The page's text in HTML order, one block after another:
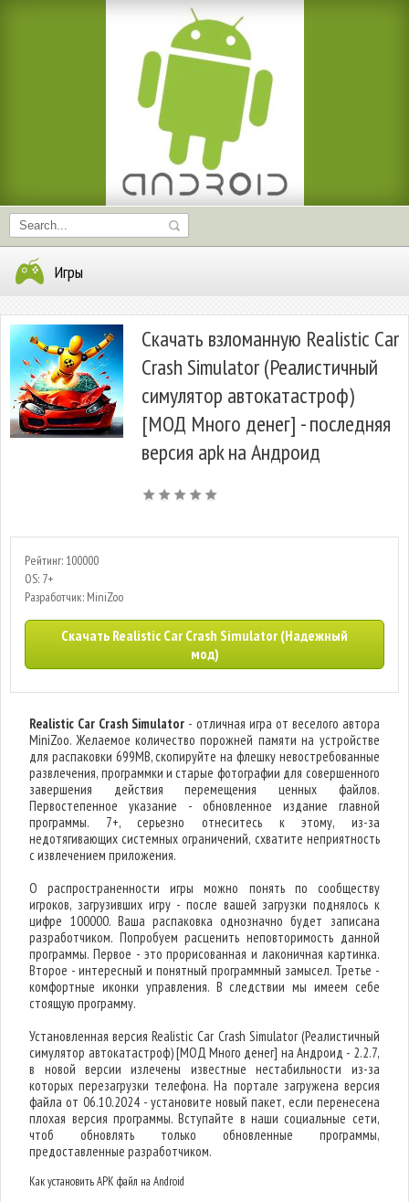
Игры
Скачать взломанную Realistic Car
Crash Simulator (Реалистичный
симулятор автокатастроф)
[МОД Много денег] - последняя
версия apk на Андроид
Рейтинг: 100000
OS: 7+
Разработчик: MiniZoo
Скачать Realistic Car Crash Simulator (Надежный
мод)
Realistic Car Crash Simulator - отличная игра от веселого автора
MiniZoo. Желаемое количество порожней памяти на устройстве
для распаковки 699MB, скопируйте на флешку невостребованные
развлечения, программки и старые фотографии для совершенного
завершения действия перемещения ценных файлов.
Первостепенное указание - обновленное издание главной
программы. 7+, серьезно отнеситесь к этому, из-за
недотягивающих системных ограничений, схватите неприятность
с извлечением приложения.
О распространенности игры можно понять по сообществу
игроков, загрузивших игру - после вашей загрузки поднялось к
цифре 100000. Ваша распаковка однозначно будет записана
разработчиком. Попробуем расценить неповторимость данной
программы. Первое - это прорисованная и лаконичная картинка.
Второе - интересный и понятный программный замысел. Третье -
комфортные иконки управления. В следствии мы имеем себе
стоящую программу.
Установленная версия Realistic Car Crash Simulator (Реалистичный
симулятор автокатастроф) [МОД Много денег] на Андроид - 2.2.7,
в новой версии излечены известные нестабильности из-за
которых перезагрузки телефона. На портале загружена версия
файла от 06.10.2024 - установите новый пакет, если перенесена
плохая версия программы. Вступайте в наши социальные сети,
чтоб обновлять только обновленные программы,
предоставленные разработчиком.
Как установить APK файл на Android